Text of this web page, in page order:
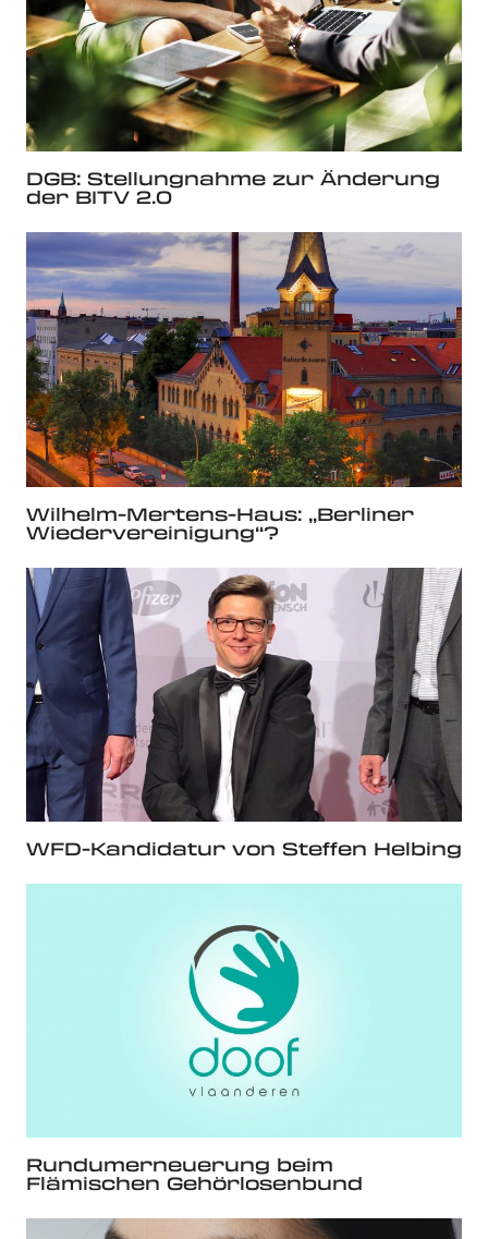
DGB: Stellungnahme zur Änderung
der BITV 2.0
Wilhelm-Mertens-Haus: „Berliner
Wiedervereinigung“?
WFD-Kandidatur von Steffen Helbing
Rundumerneuerung beim
Flämischen Gehörlosenbund